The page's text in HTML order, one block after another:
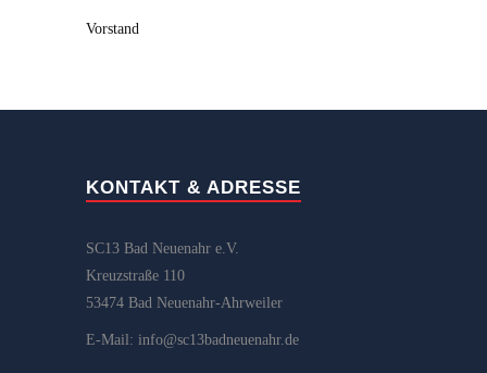
Vorstand
KONTAKT & ADRESSE
SC13 Bad Neuenahr e.V.
Kreuzstraße 110
53474 Bad Neuenahr-Ahrweiler
E-Mail: info@sc13badneuenahr.de